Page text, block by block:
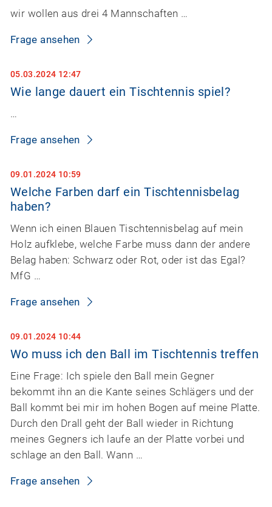
wir wollen aus drei 4 Mannschaften …
Frage ansehen
05.03.2024 12:47
Wie lange dauert ein Tischtennis spiel?
…
Frage ansehen
09.01.2024 10:59
Welche Farben darf ein Tischtennisbelag
haben?
Wenn ich einen Blauen Tischtennisbelag auf mein
Holz aufklebe, welche Farbe muss dann der andere
Belag haben: Schwarz oder Rot, oder ist das Egal?
MfG …
Frage ansehen
09.01.2024 10:44
Wo muss ich den Ball im Tischtennis treffen
Eine Frage: Ich spiele den Ball mein Gegner
bekommt ihn an die Kante seines Schlägers und der
Ball kommt bei mir im hohen Bogen auf meine Platte.
Durch den Drall geht der Ball wieder in Richtung
meines Gegners ich laufe an der Platte vorbei und
schlage an den Ball. Wann …
Frage ansehen